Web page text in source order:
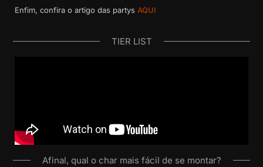
Enfim, confira o artigo das partys AQUI
TIER LIST
Afinal, qual o char mais fácil de se montar?